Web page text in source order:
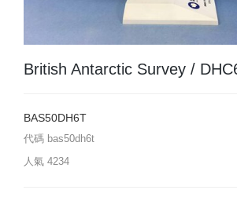
British Antarctic Survey /
BAS50DH6T
代碼 bas50dh6t
人氣 4234